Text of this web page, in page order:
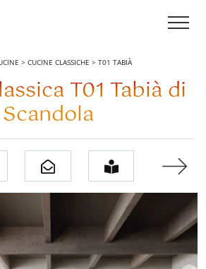
> CUCINE CLASSICHE > T01 TABIÀ
T01 Tabià di
Scandola